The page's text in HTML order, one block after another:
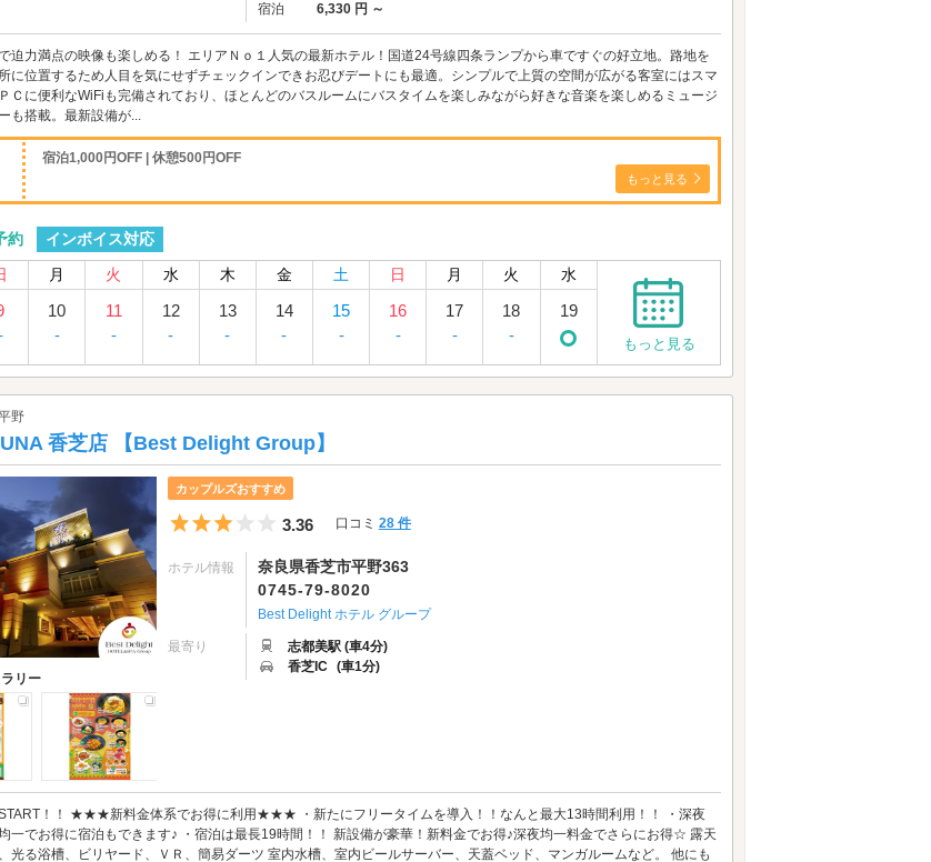
宿泊
6,330 円 ～
迫力満点の映像も楽しめる！ エリアＮｏ１人気の最新ホテル！国道24号線四条ランプから車ですぐの好立地。路地を
に位置するため人目を気にせずチェックインできお忍びデートにも最適。シンプルで上質の空間が広がる客室にはスマ
Ｃに便利なWiFiも完備されており、ほとんどのバスルームにバスタイムを楽しみながら好きな音楽を楽しめるミュージ
も搭載。最新設備が...
宿泊1,000円OFF | 休憩500円OFF
もっと見る
約
インボイス対応
月 火 水 木 金 土 日 月 火 水
10
-
11
-
12
-
13
-
14
-
15
-
16
-
17
-
18
-
19
もっと見る
野
香芝店 【Best Delight Group】
リー
カップルズおすすめ
5つ星のうち3
3.36 口コミ 28 件
ホテル情報
奈良県香芝市平野363
0745-79-8020
Best Delight ホテル グループ
最寄り
志都美駅 (車4分)
香芝IC (車1分)
！！ ★★★新料金体系でお得に利用★★★ ・新たにフリータイムを導入！！なんと最大13時間利用！！ ・深夜
一でお得に宿泊もできます♪ ・宿泊は最長19時間！！ 新設備が豪華！新料金でお得♪深夜均一料金でさらにお得☆ 露天
光る浴槽、ビリヤード、ＶＲ、簡易ダーツ 室内水槽、室内ビールサーバー、天蓋ベッド、マンガルームなど。 他にも